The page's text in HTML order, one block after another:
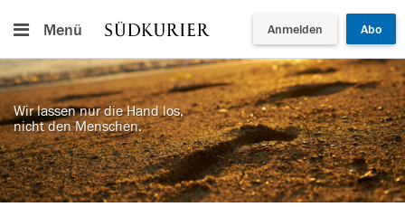
Menü Anmelden Abo
Wir lassen nur die Hand los,
nicht den Menschen.